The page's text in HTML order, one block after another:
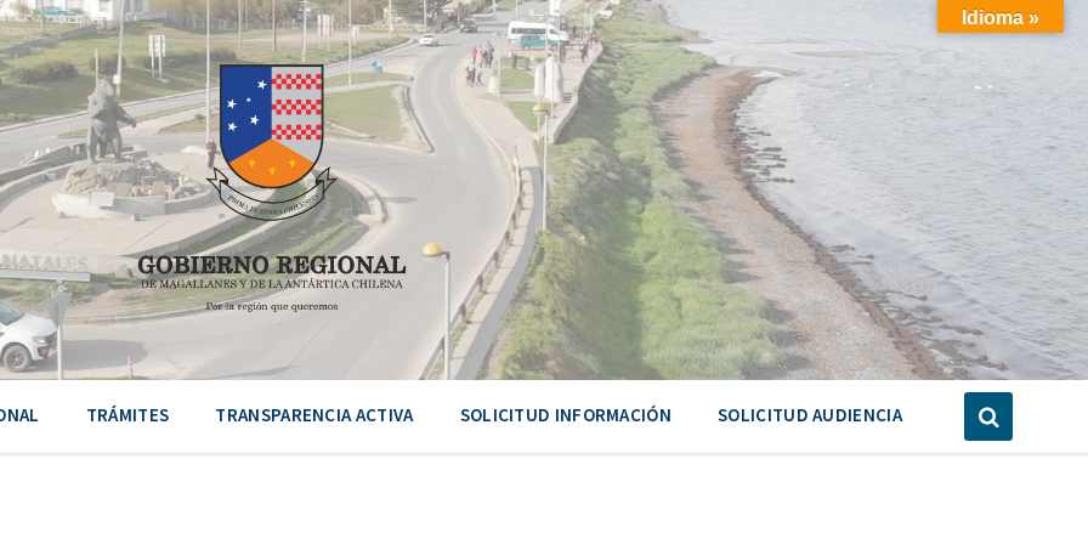
TRÁMITES TRANSPARENCIA ACTIVA SOLICITUD INFORMACIÓN SOLICITUD AUDIENCIA
Idioma »